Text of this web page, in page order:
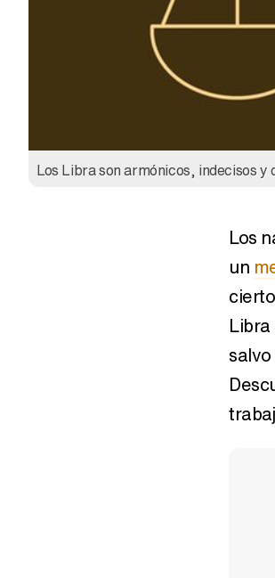
Los Libra son armónicos, indecisos y
Los
un